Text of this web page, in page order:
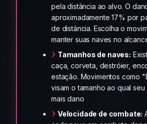
pela distância ao alvo. O
aproximadamente 17% por
de distância. Escolha o
manter suas naves no
Tamanhos de naves:
caça, corveta, destróier,
estação. Movimentos como
visam o tamanho ao qual
mais dano
Velocidade de combate: